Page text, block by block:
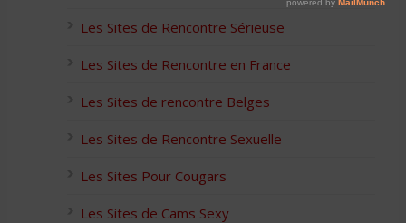
Les Sites de Rencontre Sérieuse
Les Sites de Rencontre en France
Les Sites de rencontre Belges
Les Sites de Rencontre Sexuelle
Les Sites Pour Cougars
Les Sites de Cams Sexy